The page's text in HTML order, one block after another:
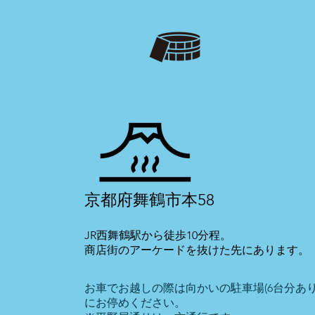
​京都府舞鶴市本58
JR西舞鶴駅から徒歩10分程。
商店街のアーケードを抜けた先にあります。
お車でお越しの際は向かいの駐車場(6台分あ
にお停めください。